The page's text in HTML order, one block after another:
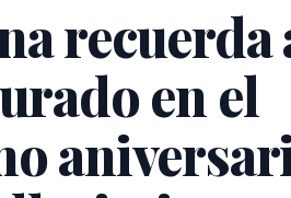
recuerda
en el